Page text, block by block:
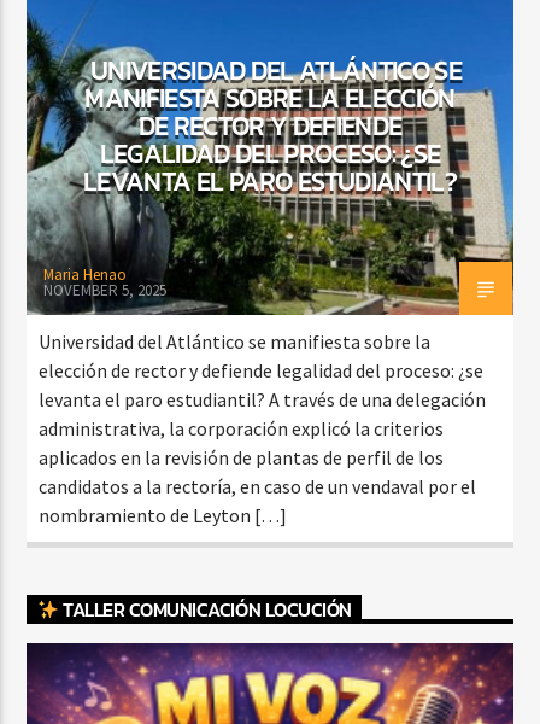
UNIVERSIDAD DEL ATLÁNTICO SE
MANIFIESTA SOBRE LA ELECCIÓN
DE RECTOR Y DEFIENDE
LEGALIDAD DEL PROCESO: ¿SE
LEVANTA EL PARO ESTUDIANTIL?
Maria Henao
NOVEMBER 5, 2025
Universidad del Atlántico se manifiesta sobre la
elección de rector y defiende legalidad del proceso: ¿se
levanta el paro estudiantil? A través de una delegación
administrativa, la corporación explicó la criterios
aplicados en la revisión de plantas de perfil de los
candidatos a la rectoría, en caso de un vendaval por el
nombramiento de Leyton […]
TALLER COMUNICACIÓN LOCUCIÓN